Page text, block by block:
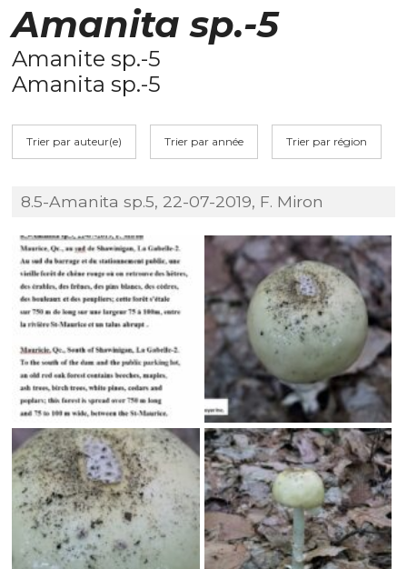
Amanita sp.-5
Amanite sp.-5
Amanita sp.-5
Trier par auteur(e) Trier par année Trier par région
8.5-Amanita sp.5, 22-07-2019, F. Miron